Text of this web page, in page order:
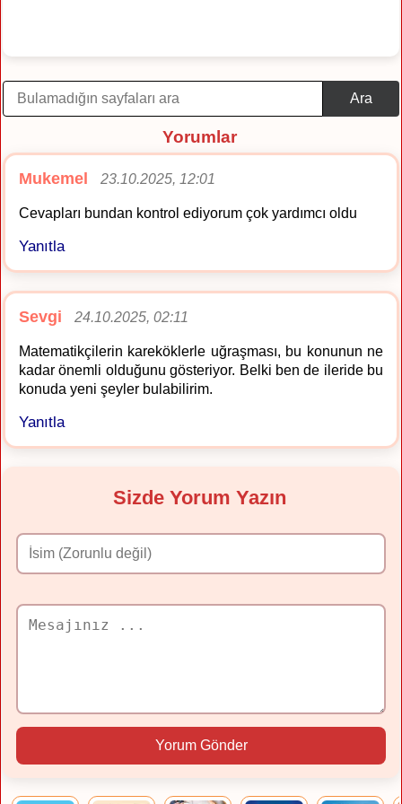
Ara
Yorumlar
Mukemel 23.10.2025, 12:01
Cevapları bundan kontrol ediyorum çok yardımcı oldu
Yanıtla
Sevgi 24.10.2025, 02:11
Matematikçilerin kareköklerle uğraşması, bu konunun ne
kadar önemli olduğunu gösteriyor. Belki ben de ileride bu
konuda yeni şeyler bulabilirim.
Yanıtla
Sizde Yorum Yazın
Yorum Gönder